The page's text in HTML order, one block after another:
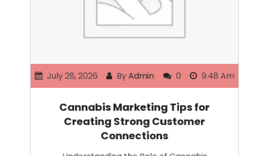
July 28, 2026 By Admin 0 9:48 Am
Cannabis Marketing Tips for
Creating Strong Customer
Connections